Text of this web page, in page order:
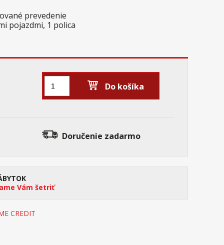
prevedenie
pojazdmi, 1 polica
Do košíka
Doručenie zadarmo
Vám šetriť
CREDIT